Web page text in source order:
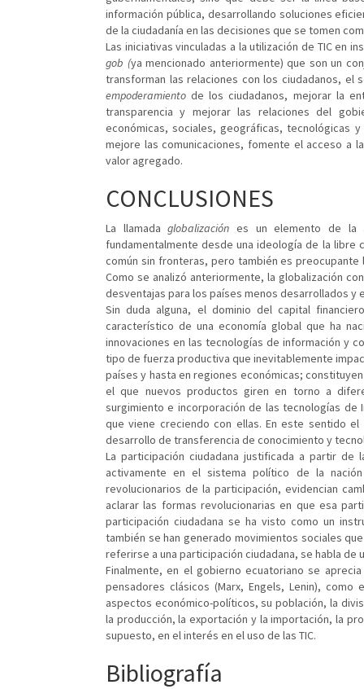
información pública, desarrollando soluciones
de la ciudadanía en las decisiones que se tomen
Las iniciativas vinculadas a la utilización de TIC en
gob (ya mencionado anteriormente) que son un
transforman las relaciones con los ciudadanos,
empoderamiento de los ciudadanos, mejorar la
transparencia y mejorar las relaciones del
económicas, sociales, geográficas, tecnológicas
mejore las comunicaciones, fomente el acceso a
valor agregado.
CONCLUSIONES
La llamadaglobalización es un elemento de la
fundamentalmente desde una ideología de la libre
común sin fronteras, pero también es
Como se analizó anteriormente, la globalización
desventajas para los países menos desarrollados
Sin duda alguna, el dominio del capital
característico de una economía global que ha
innovaciones en las tecnologías de información y
tipo de fuerza productiva que inevitablemente
países y hasta en regiones económicas;
el que nuevos productos giren en torno a
surgimiento e incorporación de las tecnologías de
que viene creciendo con ellas. En este sentido
desarrollo de transferencia de conocimiento y
La participación ciudadana justificada a partir
activamente en el sistema político de la
revolucionarios de la participación, evidencian
aclarar las formas revolucionarias en que esa
participación ciudadana se ha visto como un
también se han generado movimientos sociales
referirse a una participación ciudadana, se habla de
Finalmente, en el gobierno ecuatoriano se
pensadores clásicos (Marx, Engels, Lenin),
aspectos económico-políticos, su población, la
la producción, la exportación y la importación, la
supuesto, en el interés en el uso de las TIC.
Bibliografía